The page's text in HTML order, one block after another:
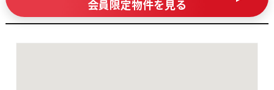
会員限定物件を見る